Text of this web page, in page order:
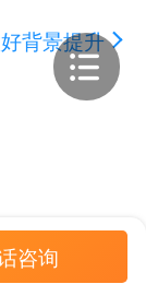
背景提升
咨询